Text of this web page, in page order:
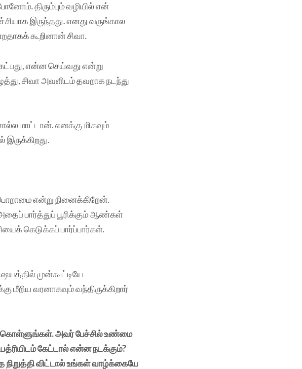
திரும்பும் வழியில் என்
இருந்தது. எனது வருங்கால
கூறினான் சிவா.
என்ன செய்வது என்று
சிவா அவளிடம் தவறாக நடந்து
மாட்டான். எனக்கு மிகவும்
என்று நினைக்கிறேன்.
பார்த்துப் பூரிக்கும் ஆண்கள்
கெடுக்கப் பார்ப்பார்கள்.
முன்கூட்டியே
மீறிய வரனாகவும் வந்திருக்கிறார்
கொள்ளுங்கள். அவர் பேச்சில் உண்மை
கேட்டால் என்ன நடக்கும்?
விட்டால் உங்கள் வாழ்க்கையே